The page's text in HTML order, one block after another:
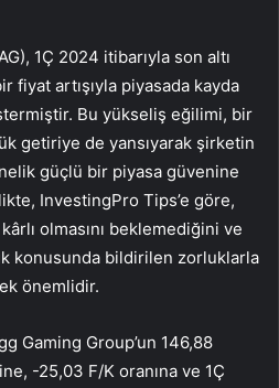
1Ç 2024 itibarıyla son altı
fiyat artışıyla piyasada kayda
Bu yükseliş eğilimi, bir
getiriye de yansıyarak şirketin
güçlü bir piyasa güvenine
InvestingPro Tips’e göre,
olmasını beklemediğini ve
konusunda bildirilen zorluklarla
önemlidir.
Gaming Group’un 146,88
-25,03 F/K oranına ve 1Ç